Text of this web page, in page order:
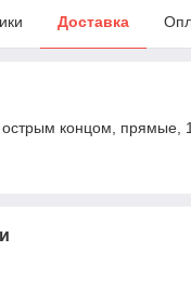
Доставка
концом, прямые,